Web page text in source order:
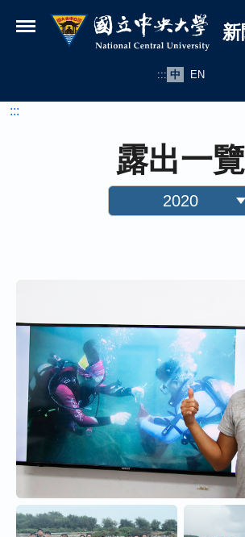
國立中央大學新聞網
新
::: 中 EN
:::
露出一覽
2020